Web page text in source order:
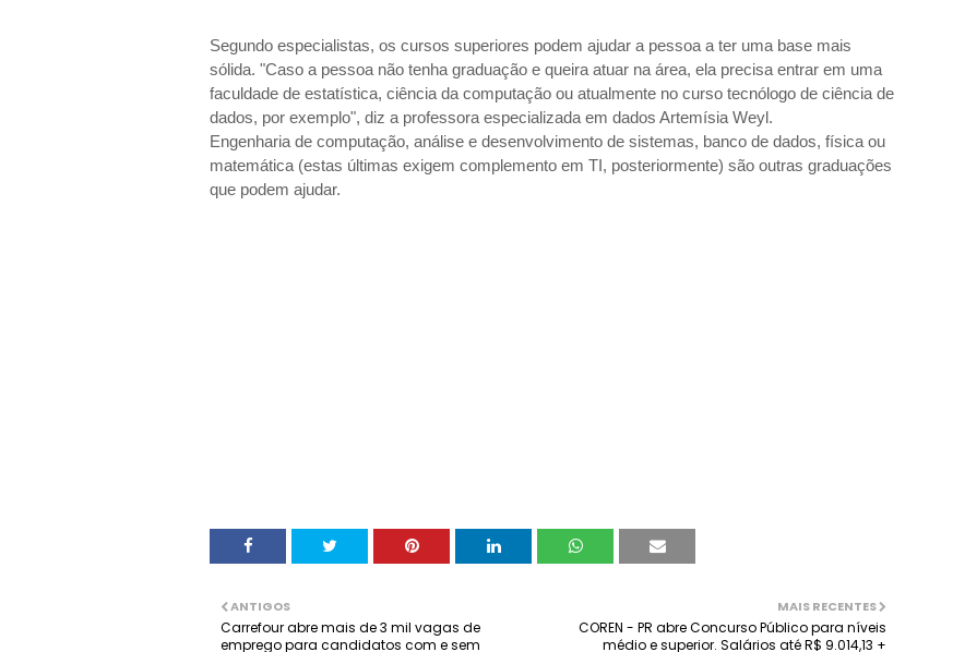
Segundo especialistas, os cursos superiores podem ajudar a pessoa a ter uma base mais
sólida. "Caso a pessoa não tenha graduação e queira atuar na área, ela precisa entrar em uma
faculdade de estatística, ciência da computação ou atualmente no curso tecnólogo de ciência de
dados, por exemplo", diz a professora especializada em dados Artemísia Weyl.
Engenharia de computação, análise e desenvolvimento de sistemas, banco de dados, física ou
matemática (estas últimas exigem complemento em TI, posteriormente) são outras graduações
que podem ajudar.
MAIS RECENTES
COREN - PR abre Concurso Público para níveis
médio e superior. Salários até R$ 9.014,13 +
ANTIGOS
Carrefour abre mais de 3 mil vagas de
emprego para candidatos com e sem